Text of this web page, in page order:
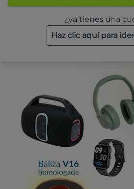
¿ya tienes una
Haz clic aquí para